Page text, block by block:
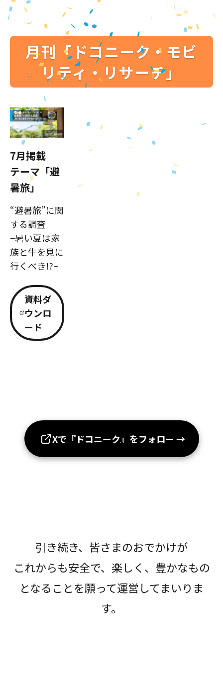
月刊「ドコニーク・モビ
リティ・リサーチ」
7月掲載
テーマ「避
暑旅」
“避暑旅”に関
する調査
−暑い夏は家
族と牛を見に
行くべき!?−
資料ダ
ウンロ
ード
Xで『ドコニーク』をフォロー →
引き続き、皆さまのおでかけが
これからも安全で、楽しく、豊かなもの
となることを願って運営してまいりま
す。